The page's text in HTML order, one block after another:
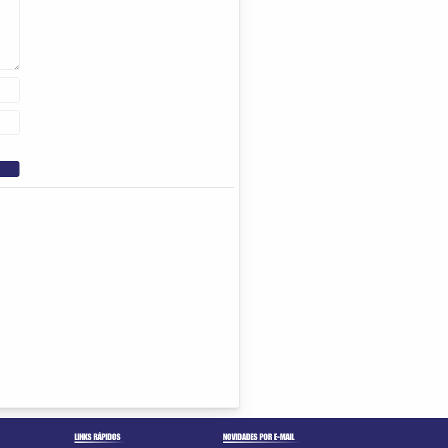
LINKS RÁPIDOS NOVIDADES POR E-MAIL